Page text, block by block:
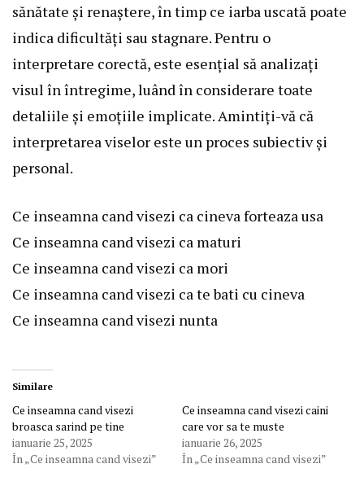
sănătate și renaștere, în timp ce iarba uscată poate
indica dificultăți sau stagnare. Pentru o
interpretare corectă, este esențial să analizați
visul în întregime, luând în considerare toate
detaliile și emoțiile implicate. Amintiți-vă că
interpretarea viselor este un proces subiectiv și
personal.
Ce inseamna cand visezi ca cineva forteaza usa
Ce inseamna cand visezi ca maturi
Ce inseamna cand visezi ca mori
Ce inseamna cand visezi ca te bati cu cineva
Ce inseamna cand visezi nunta
Similare
Ce inseamna cand visezi
broasca sarind pe tine
ianuarie 25, 2025
În „Ce inseamna cand visezi”
Ce inseamna cand visezi caini
care vor sa te muste
ianuarie 26, 2025
În „Ce inseamna cand visezi”